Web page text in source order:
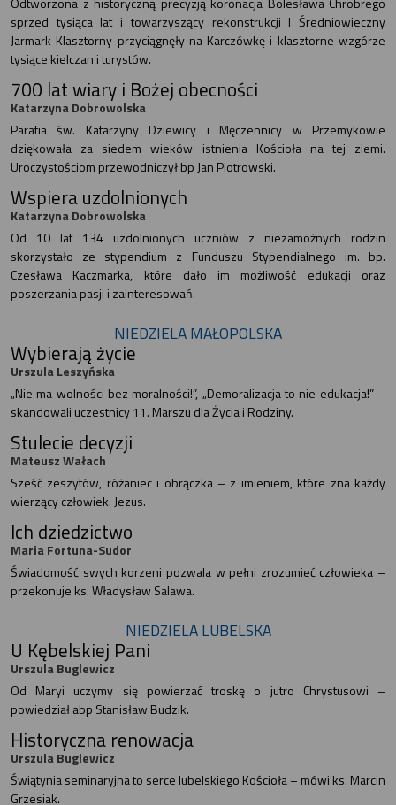
sprzed tysiąca lat i towarzyszący rekonstrukcji I Średniowieczny
Jarmark Klasztorny przyciągnęły na Karczówkę i klasztorne wzgórze
tysiące kielczan i turystów.
700 lat wiary i Bożej obecności
Katarzyna Dobrowolska
Parafia św. Katarzyny Dziewicy i Męczennicy w Przemykowie
dziękowała za siedem wieków istnienia Kościoła na tej ziemi.
Uroczystościom przewodniczył bp Jan Piotrowski.
Wspiera uzdolnionych
Katarzyna Dobrowolska
Od 10 lat 134 uzdolnionych uczniów z niezamożnych rodzin
skorzystało ze stypendium z Funduszu Stypendialnego im. bp.
Czesława Kaczmarka, które dało im możliwość edukacji oraz
poszerzania pasji i zainteresowań.
NIEDZIELA MAŁOPOLSKA
Wybierają życie
Urszula Leszyńska
„Nie ma wolności bez moralności!”, „Demoralizacja to nie edukacja!” –
skandowali uczestnicy 11. Marszu dla Życia i Rodziny.
Stulecie decyzji
Mateusz Wałach
Sześć zeszytów, różaniec i obrączka – z imieniem, które zna każdy
wierzący człowiek: Jezus.
Ich dziedzictwo
Maria Fortuna-Sudor
Świadomość swych korzeni pozwala w pełni zrozumieć człowieka –
przekonuje ks. Władysław Salawa.
NIEDZIELA LUBELSKA
U Kębelskiej Pani
Urszula Buglewicz
Od Maryi uczymy się powierzać troskę o jutro Chrystusowi –
powiedział abp Stanisław Budzik.
Historyczna renowacja
Urszula Buglewicz
Świątynia seminaryjna to serce lubelskiego Kościoła – mówi ks. Marcin
Grzesiak.